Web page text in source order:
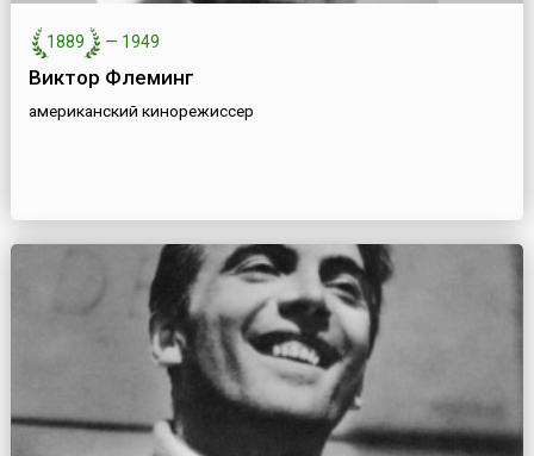
1889 — 1949
Виктор Флеминг
американский кинорежиссер